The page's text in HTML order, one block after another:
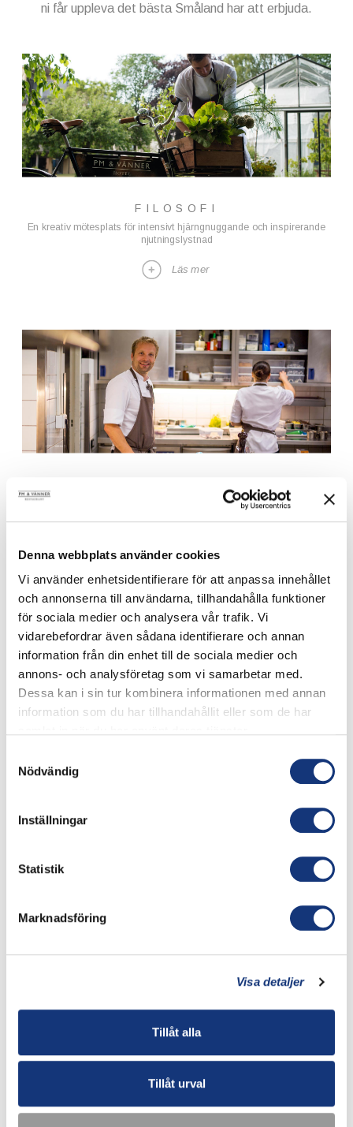
Denna webbplats använder cookies
Vi använder enhetsidentifierare för att anpassa innehållet
och annonserna till användarna, tillhandahålla funktioner
för sociala medier och analysera vår trafik. Vi
vidarebefordrar även sådana identifierare och annan
information från din enhet till de sociala medier och
annons- och analysföretag som vi samarbetar med.
Dessa kan i sin tur kombinera informationen med annan
information som du har tillhandahållit eller som de har
Nödvändig
Inställningar
Statistik
Marknadsföring
Visa detaljer
Tillåt alla
Tillåt urval
ni får uppleva det bästa Småland har att erbjuda.
FILOSOFI
En kreativ mötesplats för intensivt hjärngnuggande och inspirerande
njutningslystnad
Läs mer
Våra konferenser bjuder alltid på något utöver den ordinära
KONFERENS - PAKET HALVDAG
Upplev kreativitet á la PM & Vänner under några timmar
KONFERENSAKTIVITETER
En lyckad konferens är så mycket mer än bara möten och planering
Läs mer